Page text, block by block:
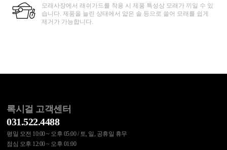
모래사장에서 래쉬가드를 착용 시 제품 특성상 모래가 끼일 수 있
습니다. 제품을 늘린 상태에서 얇은 솔 등으로 쓸어 모래를 쉽게
제거가 가능합니다.
록시걸 고객센터
031.522.4488
평일 오전 10:00 ~ 오후 05:00 / 토, 일, 공휴일 휴무
점심 오후 12:00 ~ 오후 01:00